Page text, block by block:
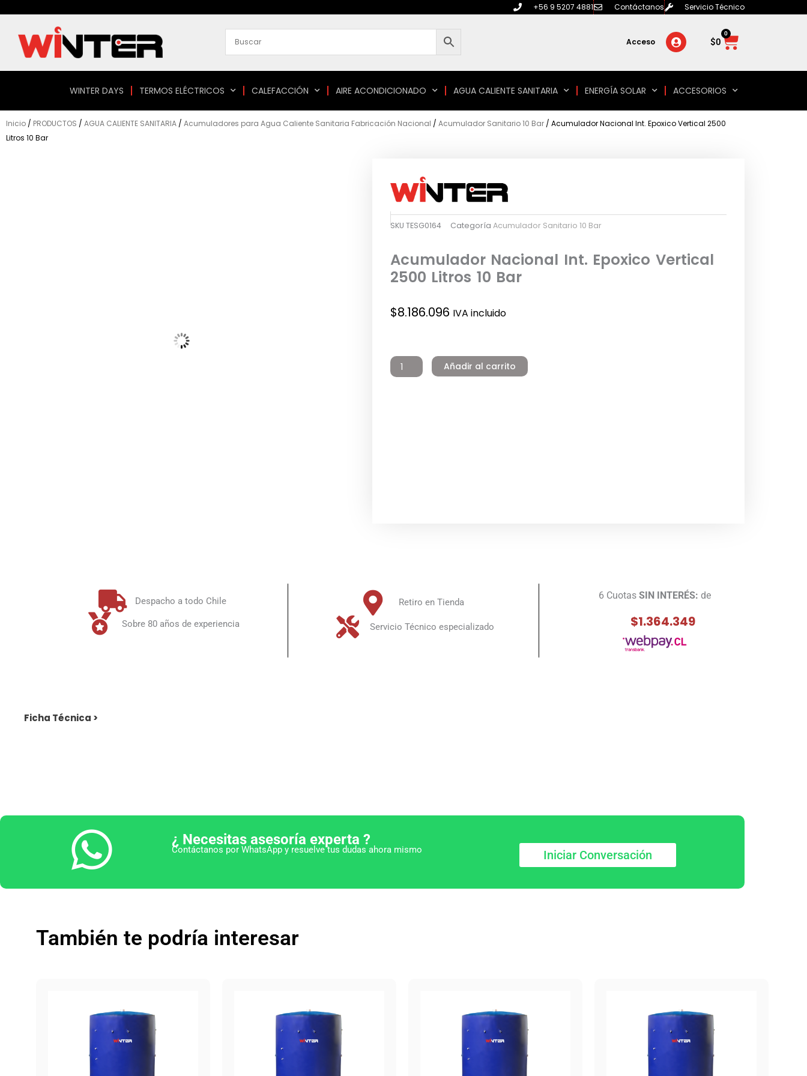
contenido
+56 9 5207 4881 Contáctanos Servicio Técnico
Acceso $0
0
Carrito
WINTER DAYS TERMOS ELÉCTRICOS CALEFACCIÓN AIRE ACONDICIONADO AGUA CALIENTE SANITARIA ENERGÍA SOLAR ACCESORIOS
Inicio / PRODUCTOS / AGUA CALIENTE SANITARIA / Acumuladores para Agua Caliente Sanitaria Fabricación Nacional / Acumulador Sanitario 10 Bar / Acumulador Nacional Int. Epoxico Vertical 2500
Litros 10 Bar
SKU TESG0164 Categoría Acumulador Sanitario 10 Bar
Acumulador Nacional Int. Epoxico Vertical
2500 Litros 10 Bar
$8.186.096 IVA incluido
Nacional
Int.
Añadir al carrito
Despacho a todo Chile
Sobre 80 años de experiencia
Retiro en Tienda
Servicio Técnico especializado
6 Cuotas SIN INTERÉS: de
$1.364.349
Ficha Técnica >
¿ Necesitas asesoría experta ?
Contáctanos por WhatsApp y resuelve tus dudas ahora mismo Iniciar Conversación
También te podría interesar